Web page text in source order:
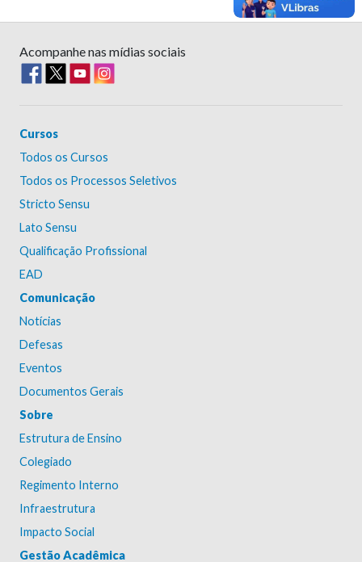
Acompanhe nas mídias sociais
Cursos
Todos os Cursos
Todos os Processos Seletivos
Stricto Sensu
Lato Sensu
Qualificação Profissional
EAD
Comunicação
Notícias
Defesas
Eventos
Documentos Gerais
Sobre
Estrutura de Ensino
Colegiado
Regimento Interno
Infraestrutura
Impacto Social
Gestão Acadêmica